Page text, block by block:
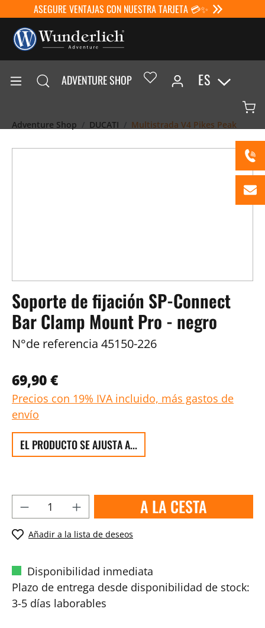
ASEGURE VENTAJAS CON NUESTRA TARJETA 💳✨
ADVENTURE SHOP ES
Adventure Shop DUCATI Multistrada V4 Pikes Peak
Soporte de fijación SP-Connect
Bar Clamp Mount Pro - negro
N°de referencia 45150-226
69,90 €
Precios con 19% IVA incluido, más gastos de
envío
EL PRODUCTO SE AJUSTA A...
A LA CESTA
Añadir a la lista de deseos
Disponibilidad inmediata
Plazo de entrega desde disponibilidad de stock:
3-5 días laborables